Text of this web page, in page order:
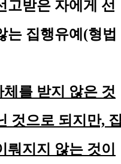
고받은 자에게 선
는 집행유예(형법
를 받지 않은 것
것으로 되지만,
지지 않는 것이